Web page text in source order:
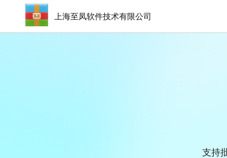
上海至凤软件技术有限公司
支持